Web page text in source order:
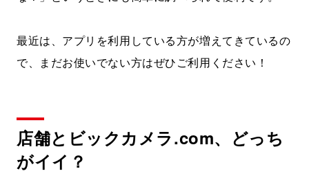
最近は、アプリを利用している方が増えてきているの
で、まだお使いでない方はぜひご利用ください！
店舗とビックカメラ.com、どっち
がイイ？